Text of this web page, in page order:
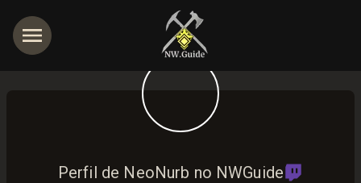
Perfil de NeoNurb no NWGuide